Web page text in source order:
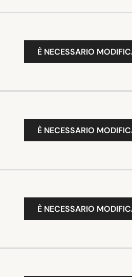
È NECESSARIO
È NECESSARIO
È NECESSARIO